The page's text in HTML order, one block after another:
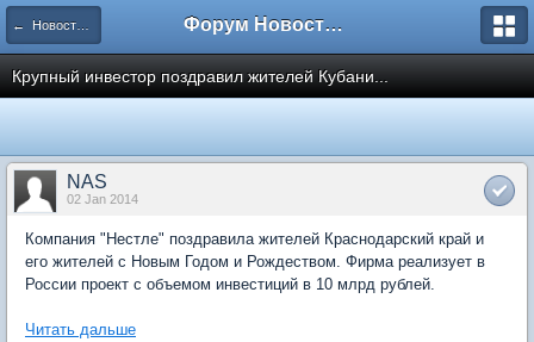
← Новости рынка недвижимости Форум Новостройки
Крупный инвестор поздравил жителей Кубани...
NAS
02 Jan 2014
Компания "Нестле" поздравила жителей Краснодарский край и
его жителей с Новым Годом и Рождеством. Фирма реализует в
России проект с объемом инвестиций в 10 млрд рублей.
Читать дальше